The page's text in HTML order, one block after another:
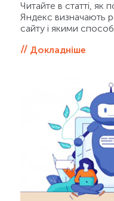
Читайте в статті, як
Яндекс визначають
сайту і якими
Докладніше